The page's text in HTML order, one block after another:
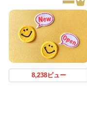
8,238ビュー